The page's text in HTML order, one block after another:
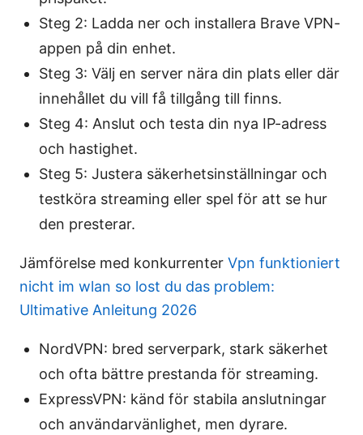
Steg 2: Ladda ner och installera Brave VPN-
appen på din enhet.
Steg 3: Välj en server nära din plats eller där
innehållet du vill få tillgång till finns.
Steg 4: Anslut och testa din nya IP-adress
och hastighet.
Steg 5: Justera säkerhetsinställningar och
testköra streaming eller spel för att se hur
den presterar.
Jämförelse med konkurrenter Vpn funktioniert
nicht im wlan so lost du das problem:
Ultimative Anleitung 2026
NordVPN: bred serverpark, stark säkerhet
och ofta bättre prestanda för streaming.
ExpressVPN: känd för stabila anslutningar
och användarvänlighet, men dyrare.